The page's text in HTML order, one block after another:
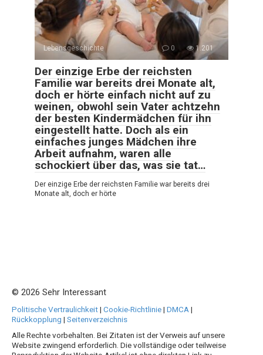
Lebensgeschichte 0 1.201
Der einzige Erbe der reichsten
Familie war bereits drei Monate alt,
doch er hörte einfach nicht auf zu
weinen, obwohl sein Vater achtzehn
der besten Kindermädchen für ihn
eingestellt hatte. Doch als ein
einfaches junges Mädchen ihre
Arbeit aufnahm, waren alle
schockiert über das, was sie tat…
Der einzige Erbe der reichsten Familie war bereits drei
Monate alt, doch er hörte
© 2026 Sehr Interessant
Politische Vertraulichkeit| Cookie-Richtlinie| DMCA|
Rückkopplung | Seitenverzeichnis
Alle Rechte vorbehalten. Bei Zitaten ist der Verweis auf unsere
Website zwingend erforderlich. Die vollständige oder teilweise